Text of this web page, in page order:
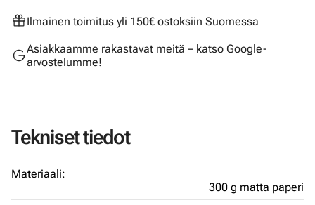
Ilmainen toimitus yli 150€ ostoksiin Suomessa
Asiakkaamme rakastavat meitä – katso Google-
arvostelumme!
Tekniset tiedot
Materiaali:
300 g matta paperi